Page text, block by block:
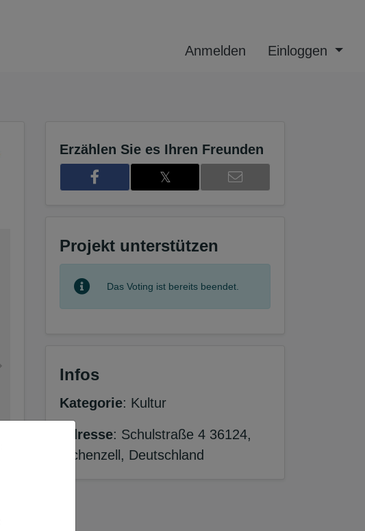
Anmelden Einloggen
2/3
Erzählen Sie es Ihren Freunden
𝕏
Projekt unterstützen
Das Voting ist bereits beendet.
Infos
Kategorie: Kultur
Adresse: Schulstraße 4 36124,
Eichenzell, Deutschland